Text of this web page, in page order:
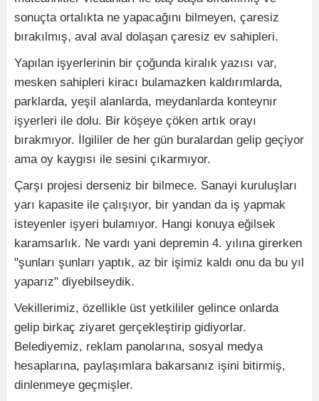
sonuçta ortalıkta ne yapacağını bilmeyen, çaresiz
bırakılmış, aval aval dolaşan çaresiz ev sahipleri.
Yapılan işyerlerinin bir çoğunda kiralık yazısı var,
mesken sahipleri kiracı bulamazken kaldırımlarda,
parklarda, yeşil alanlarda, meydanlarda konteynır
işyerleri ile dolu. Bir köşeye çöken artık orayı
bırakmıyor. İlgililer de her gün buralardan gelip geçiyor
ama oy kaygısı ile sesini çıkarmıyor.
Çarşı projesi derseniz bir bilmece. Sanayi kuruluşları
yarı kapasite ile çalışıyor, bir yandan da iş yapmak
isteyenler işyeri bulamıyor. Hangi konuya eğilsek
karamsarlık. Ne vardı yani depremin 4. yılına girerken
"şunları şunları yaptık, az bir işimiz kaldı onu da bu yıl
yaparız" diyebilseydik.
Vekillerimiz, özellikle üst yetkililer gelince onlarda
gelip birkaç ziyaret gerçekleştirip gidiyorlar.
Belediyemiz, reklam panolarına, sosyal medya
hesaplarına, paylaşımlara bakarsanız işini bitirmiş,
dinlenmeye geçmişler.